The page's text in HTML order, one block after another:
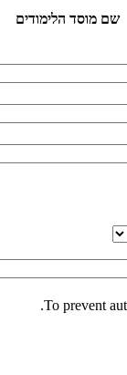
שם מוסד הלימודים
To prevent